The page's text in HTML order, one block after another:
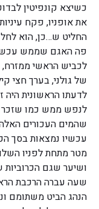
כשיצא קונפיטין
את אופניו, פקח
החליט ש…כן, הוא
פה האגם שממש
לכביש הראשי ממזרח,
של גולני, בערך חצי
לדעתו הראשונית היה
לנפש ממש כמו שזכר
שהמים העכורים
עכשיו נמצאות בסך
מטר מתחת לפניו
ושיער שגם
שעה עברה הרכבת
הנהג הביט משתומם